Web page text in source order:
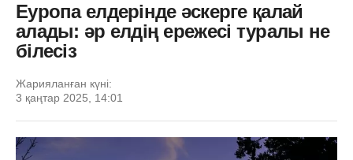
Еуропа елдерінде әскерге қалай
алады: әр елдің ережесі туралы не
білесіз
Жарияланған күні:
3 қаңтар 2025, 14:01